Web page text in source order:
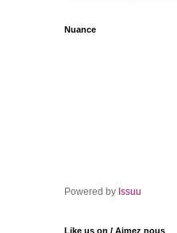
Nuance
Powered by Issuu
Like us on / Aimez nous